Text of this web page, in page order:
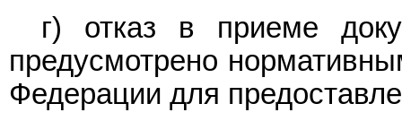
г) отказ в приеме
предусмотрено
Федерации для